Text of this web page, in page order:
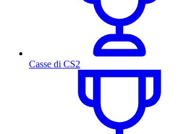
Casse di CS2